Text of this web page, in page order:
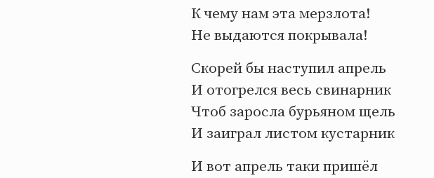
К чему нам эта мерзлота!
Не выдаются покрывала!
Скорей бы наступил апрель
И отогрелся весь свинарник
Чтоб заросла бурьяном щель
И заиграл листом кустарник
И вот апрель таки пришёл